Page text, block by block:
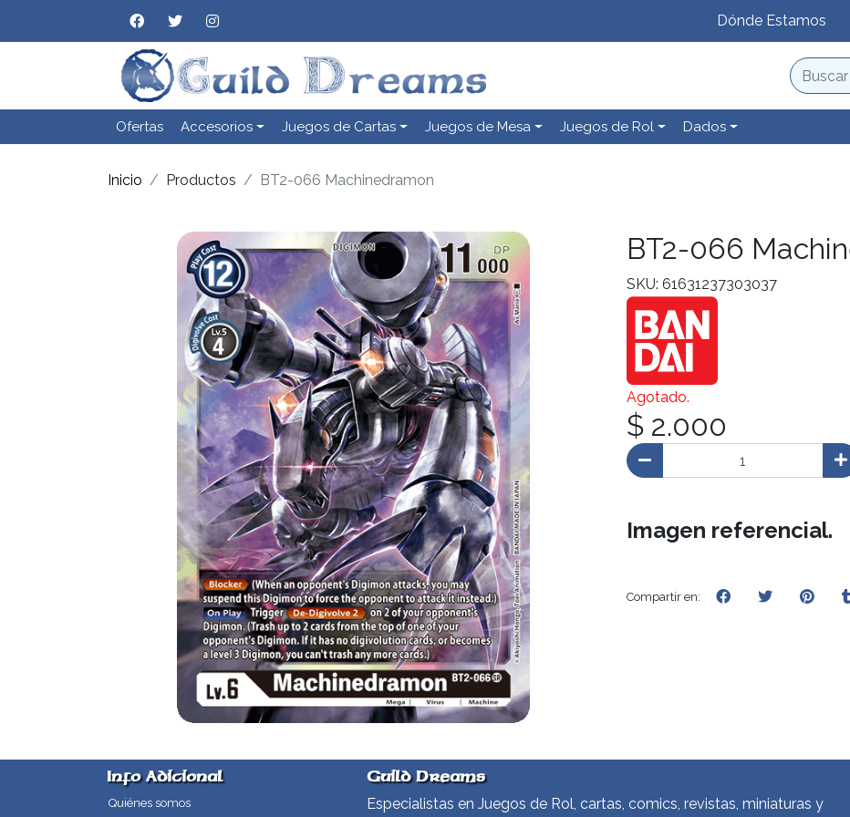
Dónde Estamos
Ofertas Accesorios Juegos de Cartas Juegos de Mesa Juegos de Rol Dados
Inicio Productos BT2-066 Machinedramon
BT2-066
SKU: 61631237303037
Agotado.
$ 2.000
Imagen referencial.
Compartir en:
Info Adicional
Quiénes somos
Guild Dreams
Especialistas en Juegos de Rol, cartas, comics, revistas, miniaturas y